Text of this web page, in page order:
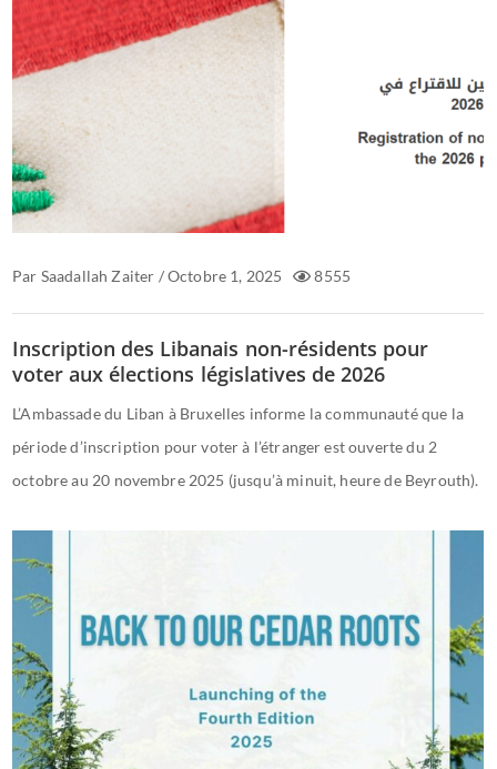
Par Saadallah Zaiter /Octobre 1, 2025 8555
Inscription des Libanais non-résidents pour
voter aux élections législatives de 2026
L’Ambassade du Liban à Bruxelles informe la communauté que la
période d’inscription pour voter à l’étranger est ouverte du 2
octobre au 20 novembre 2025 (jusqu’à minuit, heure de Beyrouth).